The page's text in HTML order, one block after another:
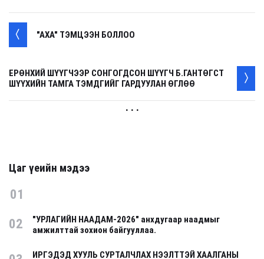
"АХА" ТЭМЦЭЭН БОЛЛОО
ЕРӨНХИЙ ШҮҮГЧЭЭР СОНГОГДСОН ШҮҮГЧ Б.ГАНТӨГСТ
ШҮҮХИЙН ТАМГА ТЭМДГИЙГ ГАРДУУЛАН ӨГЛӨӨ
. . .
Цаг үеийн мэдээ
01
02
"УРЛАГИЙН НААДАМ-2026" анхдугаар наадмыг
амжилттай зохион байгууллаа.
ИРГЭДЭД ХУУЛЬ СУРТАЛЧЛАХ НЭЭЛТТЭЙ ХААЛГАНЫ